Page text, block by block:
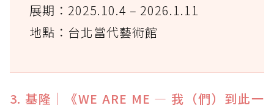
展期：2025.10.4 – 2026.1.11
地點：台北當代藝術館
3. 基隆｜《WE ARE ME — 我（們）到此一